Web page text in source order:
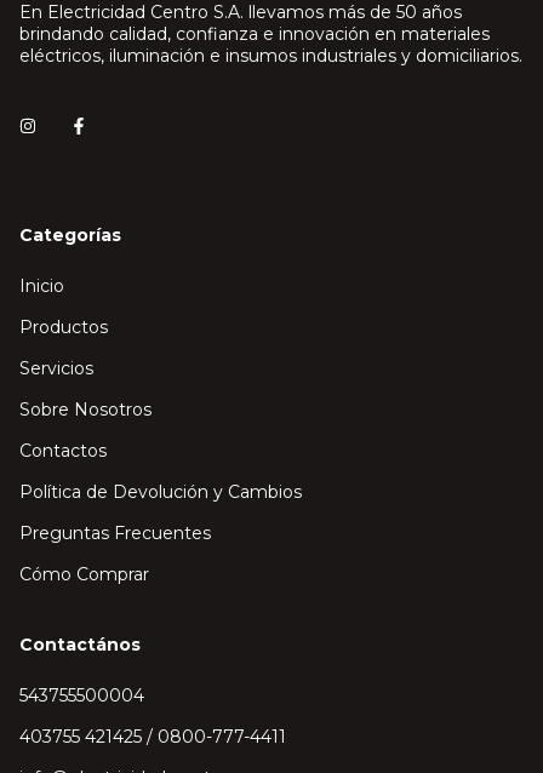
En Electricidad Centro S.A. llevamos más de 50 años
brindando calidad, confianza e innovación en materiales
eléctricos, iluminación e insumos industriales y domiciliarios.
Categorías
Inicio
Productos
Servicios
Sobre Nosotros
Contactos
Política de Devolución y Cambios
Preguntas Frecuentes
Cómo Comprar
Contactános
543755500004
403755 421425 / 0800-777-4411